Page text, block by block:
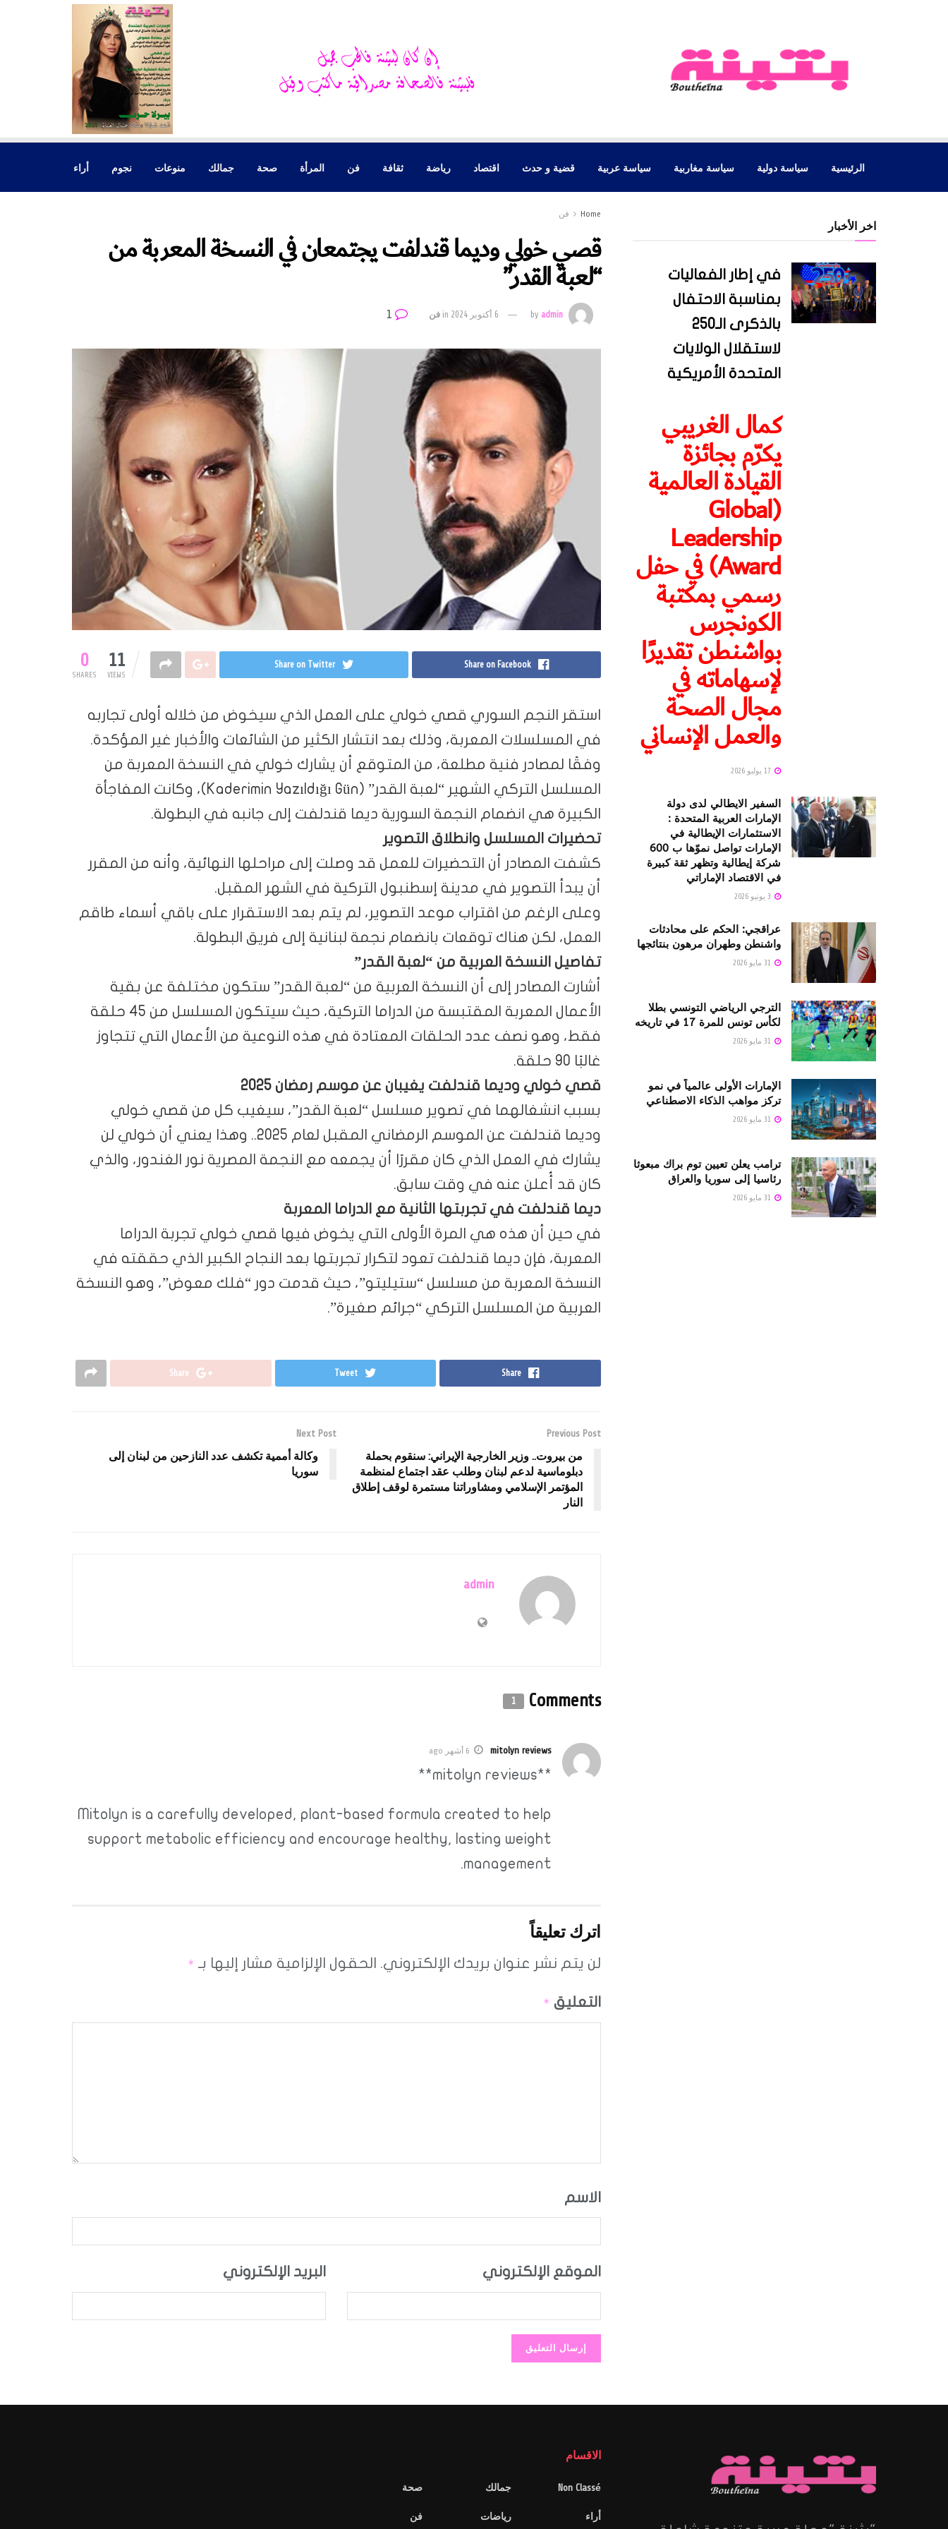
الرئيسية سياسة دولية سياسة مغاربية سياسة عربية قضية و حدث اقتصاد رياضة ثقافة فن المرأة صحة جمالك منوعات نجوم أراء
Home فن
قصي خولي وديما قندلفت يجتمعان في النسخة المعربة من
“لعبة القدر”
byadmin 6 أكتوبر 2024 inفن
0
SHARES 11
VIEWS
Share on Facebook
Share on Twitter
استقر النجم السوري قصي خولي على العمل الذي سيخوض من خلاله أولى تجاربه
في المسلسلات المعربة، وذلك بعد انتشار الكثير من الشائعات والأخبار غير المؤكدة.
وفقًا لمصادر فنية مطلعة، من المتوقع أن يشارك خولي في النسخة المعربة من
المسلسل التركي الشهير “لعبة القدر” (Kaderimin Yazıldığı Gün)، وكانت المفاجأة
الكبيرة هي انضمام النجمة السورية ديما قندلفت إلى جانبه في البطولة.
تحضيرات المسلسل وانطلاق التصوير
كشفت المصادر أن التحضيرات للعمل قد وصلت إلى مراحلها النهائية، وأنه من المقرر
أن يبدأ التصوير في مدينة إسطنبول التركية في الشهر المقبل.
وعلى الرغم من اقتراب موعد التصوير، لم يتم بعد الاستقرار على باقي أسماء طاقم
العمل، لكن هناك توقعات بانضمام نجمة لبنانية إلى فريق البطولة.
تفاصيل النسخة العربية من “لعبة القدر”
أشارت المصادر إلى أن النسخة العربية من “لعبة القدر” ستكون مختلفة عن بقية
الأعمال المعربة المقتبسة من الدراما التركية، حيث سيتكون المسلسل من 45 حلقة
فقط، وهو نصف عدد الحلقات المعتادة في هذه النوعية من الأعمال التي تتجاوز
غالبًا 90 حلقة.
قصي خولي وديما قندلفت يغيبان عن موسم رمضان 2025
بسبب انشغالهما في تصوير مسلسل “لعبة القدر”، سيغيب كل من قصي خولي
وديما قندلفت عن الموسم الرمضاني المقبل لعام 2025.. وهذا يعني أن خولي لن
يشارك في العمل الذي كان مقررًا أن يجمعه مع النجمة المصرية نور الغندور، والذي
كان قد أُعلن عنه في وقت سابق.
ديما قندلفت في تجربتها الثانية مع الدراما المعربة
في حين أن هذه هي المرة الأولى التي يخوض فيها قصي خولي تجربة الدراما
المعربة، فإن ديما قندلفت تعود لتكرار تجربتها بعد النجاح الكبير الذي حققته في
النسخة المعربة من مسلسل “ستيليتو”، حيث قدمت دور “فلك معوض”، وهو النسخة
العربية من المسلسل التركي “جرائم صغيرة”.
Share
Tweet
Share
Previous Post
من بيروت.. وزير الخارجية الإيراني: سنقوم بحملة
دبلوماسية لدعم لبنان وطلب عقد اجتماع لمنظمة
المؤتمر الإسلامي ومشاوراتنا مستمرة لوقف إطلاق
النار
Next Post
وكالة أممية تكشف عدد النازحين من لبنان إلى
سوريا
admin
Comments
1
mitolyn reviews 6 أشهر ago
**mitolyn reviews**
Mitolyn is a carefully developed, plant-based formula created to help
support metabolic efficiency and encourage healthy, lasting weight
management.
اترك تعليقاً
لن يتم نشر عنوان بريدك الإلكتروني. الحقول الإلزامية مشار إليها بـ *
التعليق *
الاسم
البريد الإلكتروني الموقع الإلكتروني
اخر الأخبار
في إطار الفعاليات
بمناسبة الاحتفال
بالذكرى الـ250
لاستقلال الولايات
المتحدة الأمريكية
كمال الغريبي
يكرّم بجائزة
القيادة العالمية
(Global
Leadership
Award) في حفل
رسمي بمكتبة
الكونجرس
بواشنطن تقديرًا
لإسهاماته في
مجال الصحة
والعمل الإنساني
السفير الايطالي لدى دولة
الإمارات العربية المتحدة :
الاستثمارات الإيطالية في
الإمارات تواصل نموّها ب 600
شركة إيطالية وتظهر ثقة كبيرة
في الاقتصاد الإماراتي
عراقجي: الحكم على محادثات
واشنطن وطهران مرهون بنتائجها
الترجي الرياضي التونسي بطلا
لكأس تونس للمرة 17 في تاريخه
الإمارات الأولى عالمياً في نمو
تركز مواهب الذكاء الاصطناعي
ترامب يعلن تعيين توم براك مبعوثا
رئاسيا إلى سوريا والعراق
الاقسام
Non Classé
أراء
جمالك
رياضات
صحة
فن